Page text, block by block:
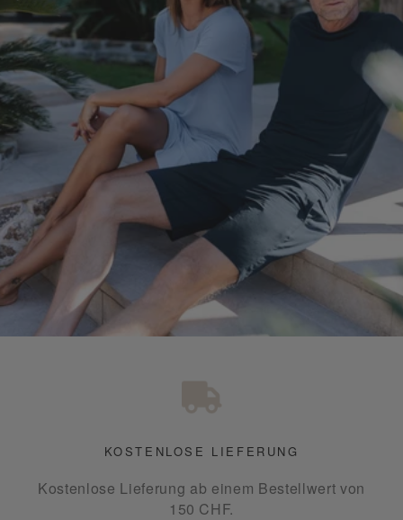
KOSTENLOSE LIEFERUNG
Kostenlose Lieferung ab einem Bestellwert von
150 CHF.